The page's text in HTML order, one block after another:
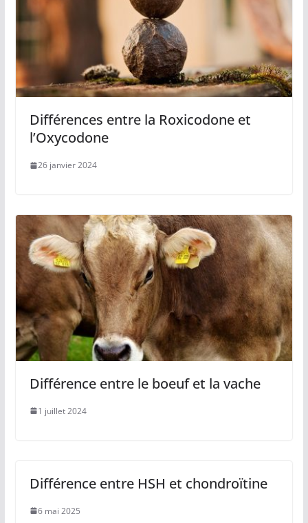
Différences entre la Roxicodone et
l’Oxycodone
26 janvier 2024
Différence entre le boeuf et la vache
1 juillet 2024
Différence entre HSH et chondroïtine
6 mai 2025